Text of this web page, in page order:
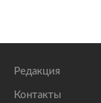
Редакция
Контакты